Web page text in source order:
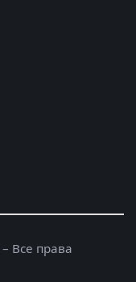
Все права